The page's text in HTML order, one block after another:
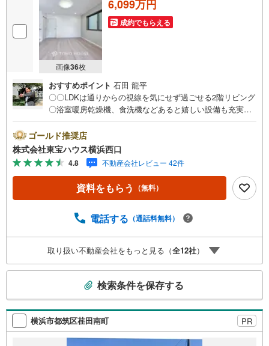
画像36枚
6,099万円
成約でもらえる
おすすめポイント 石田 龍平
〇〇LDKは通りからの視線を気にせず過ごせる2階リビング
〇浴室暖房乾燥機、食洗機などあると嬉しい設備も充実ー
で物件を成約するとPayPayボーナスライトがもらえる「Y
ahoo！ 不動産 物件ご成約キャンペーン」の対象になりま
す。「資料をもらう」「見学予約をする」ボタンからお問
い合わせください。※必ずYahoo！ JAPAN IDでログインし
てください。※PayPayボーナスライトは出金と譲渡はでき
ません。有効期限は付与日から60日です。ーーーーーーー
市銀行利率/年利 0.95％（変動金利）※上記金利は 2026年8
となります。金利情勢により表記の返済額と異なる場合が
あります。ーーーーーーーーーーーーーーーーーーーーー
ーーーー
ゴールド推奨店
株式会社東宝ハウス横浜西口
4.8 不動産会社レビュー 42件
資料をもらう （無料）
電話する （通話料無料）
取り扱い不動産会社をもっと見る（全12社）
検
索
条
検索条件を保存する
横浜市都筑区荏田南町 PR